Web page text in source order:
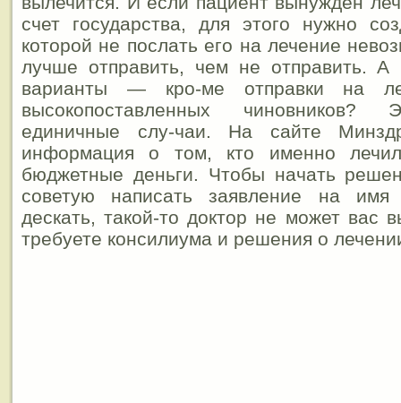
счет государства, для этого нужно
которой не послать его на лечение
лучше отправить, чем не отправить. А
варианты — кро-ме отправки на
высокопоставленных чиновников?
единичные слу-чаи. На сайте
информация о том, кто именно
бюджетные деньги. Чтобы начать
советую написать заявление на имя
дескать, такой-то доктор не может вас
требуете консилиума и решения о